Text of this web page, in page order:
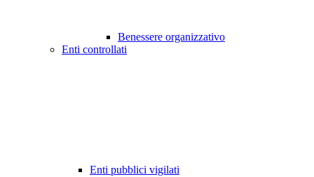
Benessere organizzativo
Enti controllati
Enti pubblici vigilati